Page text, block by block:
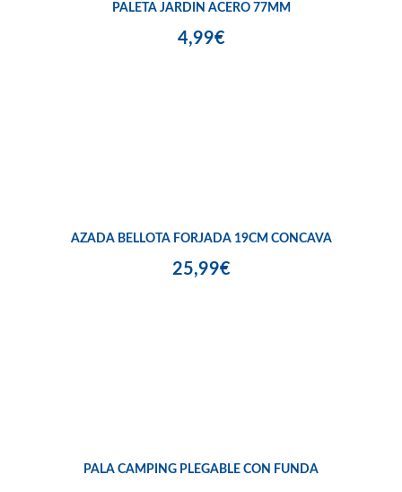
PALETA JARDIN ACERO 77MM
4,99€
AZADA BELLOTA FORJADA 19CM CONCAVA
25,99€
PALA CAMPING PLEGABLE CON FUNDA